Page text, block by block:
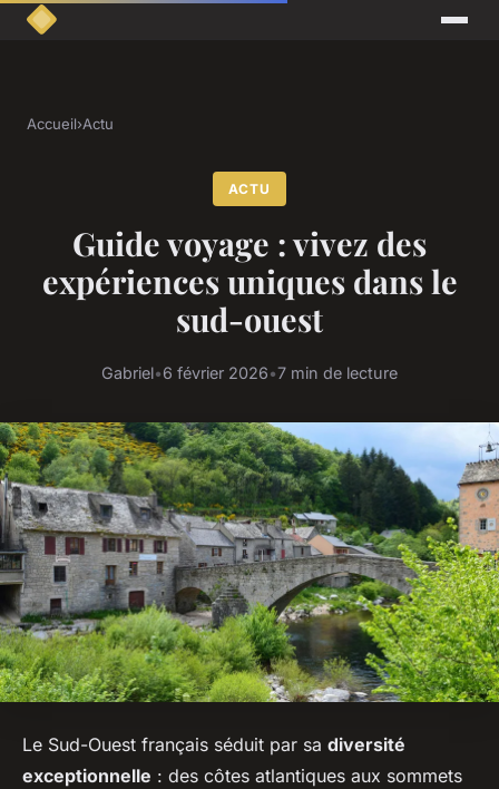
Accueil›Actu
ACTU
Guide voyage : vivez des
expériences uniques dans le
sud-ouest
Gabriel•6 février 2026•7 min de lecture
Le Sud-Ouest français séduit par sa diversité
exceptionnelle : des côtes atlantiques aux sommets